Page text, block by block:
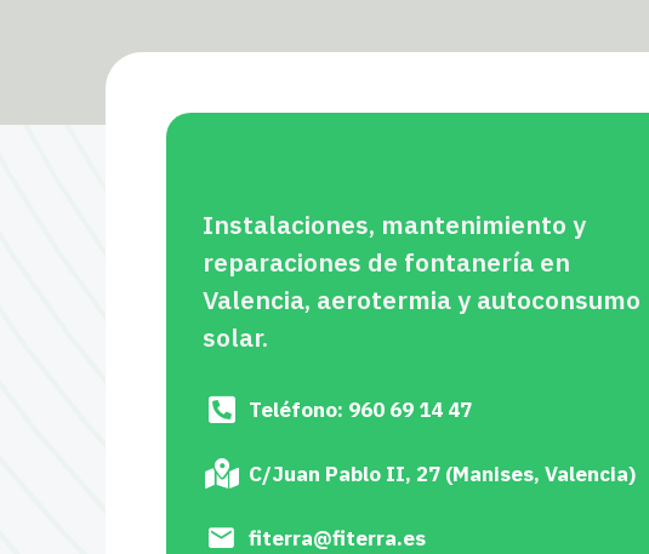
Instalaciones, mantenimiento y
reparaciones de fontanería en
Valencia, aerotermia y autoconsumo
solar.
Teléfono: 960 69 14 47
C/Juan Pablo II, 27 (Manises, Valencia)
fiterra@fiterra.es